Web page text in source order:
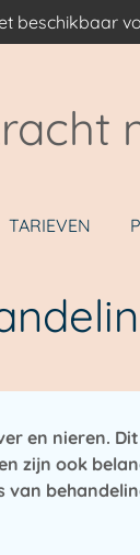
beschikbaar
TARIEVEN
en nieren.
zijn ook